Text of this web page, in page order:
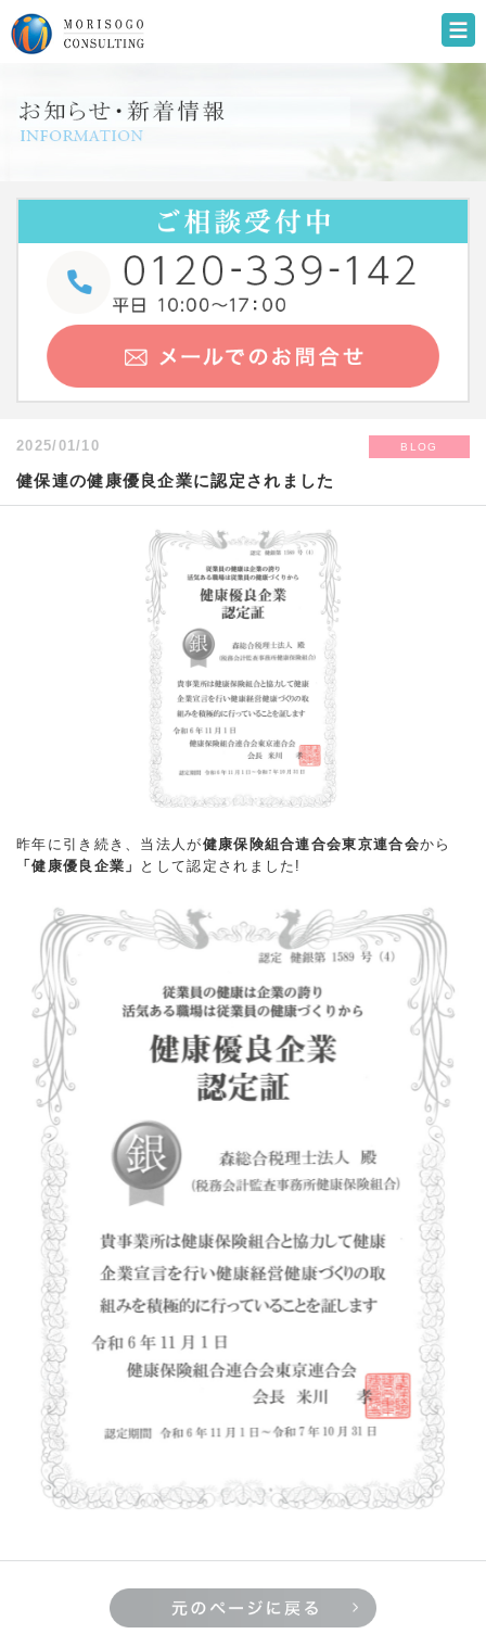
2025/01/10 BLOG
健保連の健康優良企業に認定されました
昨年に引き続き、当法人が健康保険組合連合会東京連合会から
「健康優良企業」
として認定されました!